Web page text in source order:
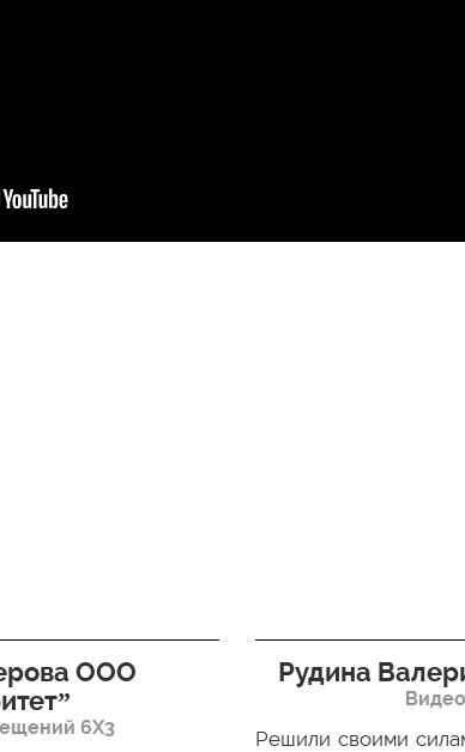
ООО
6Х3
Рудина
Решили своими